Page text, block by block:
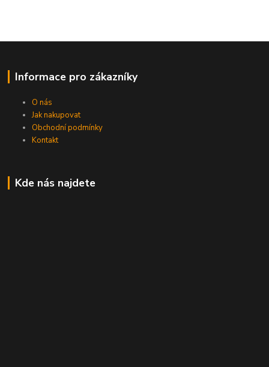
Informace pro zákazníky
O nás
Jak nakupovat
Obchodní podmínky
Kontakt
Kde nás najdete